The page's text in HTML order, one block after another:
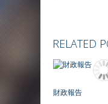
RELATED
財政報告